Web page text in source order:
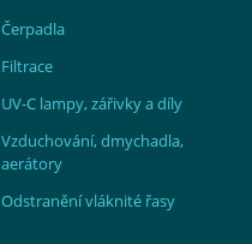
Čerpadla
Filtrace
UV-C lampy, zářivky a díly
Vzduchování, dmychadla,
aerátory
Odstranění vláknité řasy